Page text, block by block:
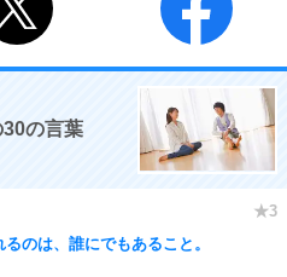
の言葉
のは、誰にでもあること。